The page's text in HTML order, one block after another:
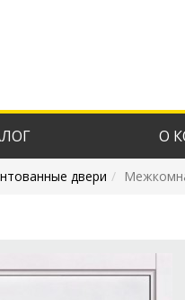
О
двери